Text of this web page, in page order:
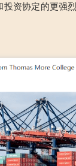
资协定的更强